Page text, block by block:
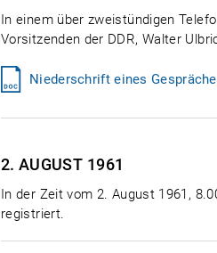
In einem über zweistündigen
Vorsitzenden der DDR, Walter
Niederschrift eines
2. AUGUST 1961
In der Zeit vom 2. August 1961,
registriert.